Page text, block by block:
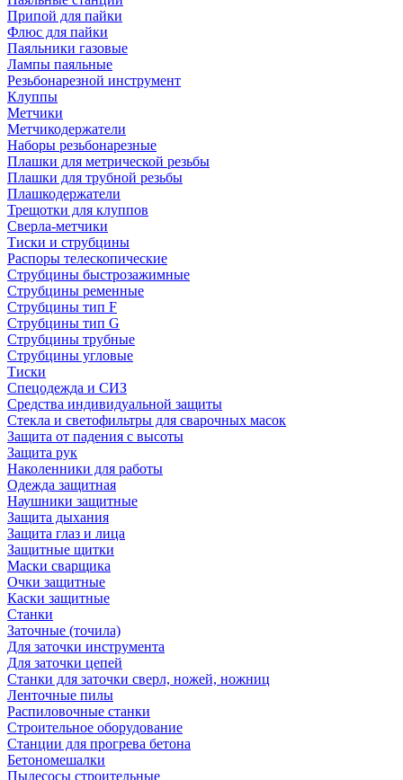
Припой для пайки
Флюс для пайки
Паяльники газовые
Лампы паяльные
Резьбонарезной инструмент
Клуппы
Метчики
Метчикодержатели
Наборы резьбонарезные
Плашки для метрической резьбы
Плашки для трубной резьбы
Плашкодержатели
Трещотки для клуппов
Сверла-метчики
Тиски и струбцины
Распоры телескопические
Струбцины быстрозажимные
Струбцины ременные
Струбцины тип F
Струбцины тип G
Струбцины трубные
Струбцины угловые
Тиски
Спецодежда и СИЗ
Средства индивидуальной защиты
Стекла и светофильтры для сварочных масок
Защита от падения с высоты
Защита рук
Наколенники для работы
Одежда защитная
Наушники защитные
Защита дыхания
Защита глаз и лица
Защитные щитки
Маски сварщика
Очки защитные
Каски защитные
Станки
Заточные (точила)
Для заточки инструмента
Для заточки цепей
Станки для заточки сверл, ножей, ножниц
Ленточные пилы
Распиловочные станки
Строительное оборудование
Станции для прогрева бетона
Бетономешалки
Пылесосы строительные